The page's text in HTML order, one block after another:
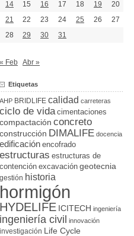
14
15 16 17 18 19
20
21
22 23 24 25 26
27
28
29 30 31
« Feb Abr »
Etiquetas
AHP BRIDLIFE calidad carreteras
ciclo de vida cimentaciones
compactación concreto
construcción DIMALIFE docencia
edificación encofrado
estructuras estructuras de
contención excavación geotecnia
gestión historia
hormigón
HYDELIFE ICITECH ingeniería
ingeniería civil innovación
investigación
Life Cycle